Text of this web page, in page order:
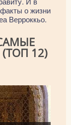
о жизни
Верроккьо.
12)